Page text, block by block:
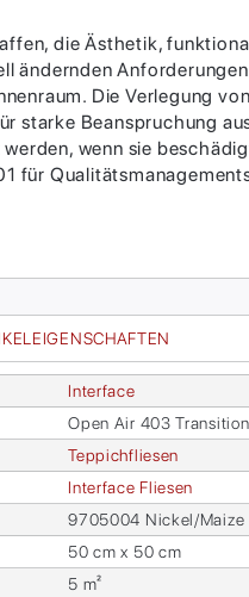
In­ter­face
Open Air 403 Tran­si­ti­on
Tep­pich­flie­sen
In­ter­face Flie­sen
9705004 Ni­ckel/Mai­ze
50 cm x 50 cm
5 m²
die Ästhetik,
ändernden
Die Verlegung
starke Beanspruchung
wenn sie
für